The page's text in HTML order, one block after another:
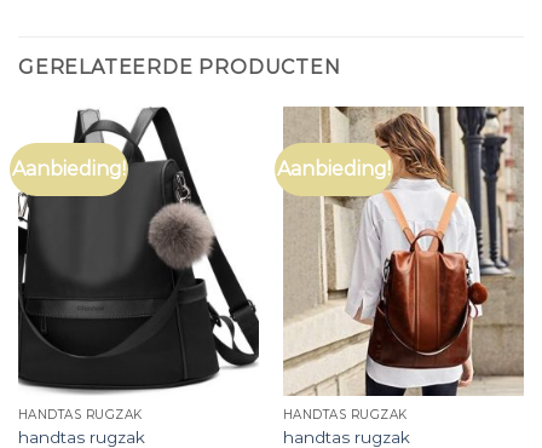
GERELATEERDE PRODUCTEN
Aanbieding!
HANDTAS RUGZAK
handtas rugzak
Aanbieding!
HANDTAS RUGZAK
handtas rugzak